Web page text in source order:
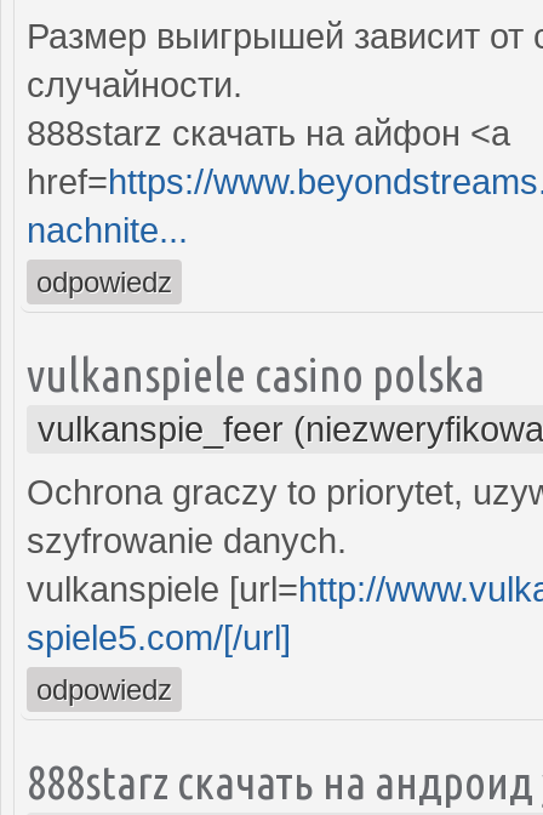
Размер выигрышей зависит от
случайности.
888starz скачать на айфон <a
href=https://
nachnite...
odpowiedz
vulkanspiele casino polska
vulkanspie_feer
Ochrona graczy to priorytet,
szyfrowanie danych.
vulkanspiele [url=http://
spiele5.com/[/url]
odpowiedz
888starz скачать на андроид